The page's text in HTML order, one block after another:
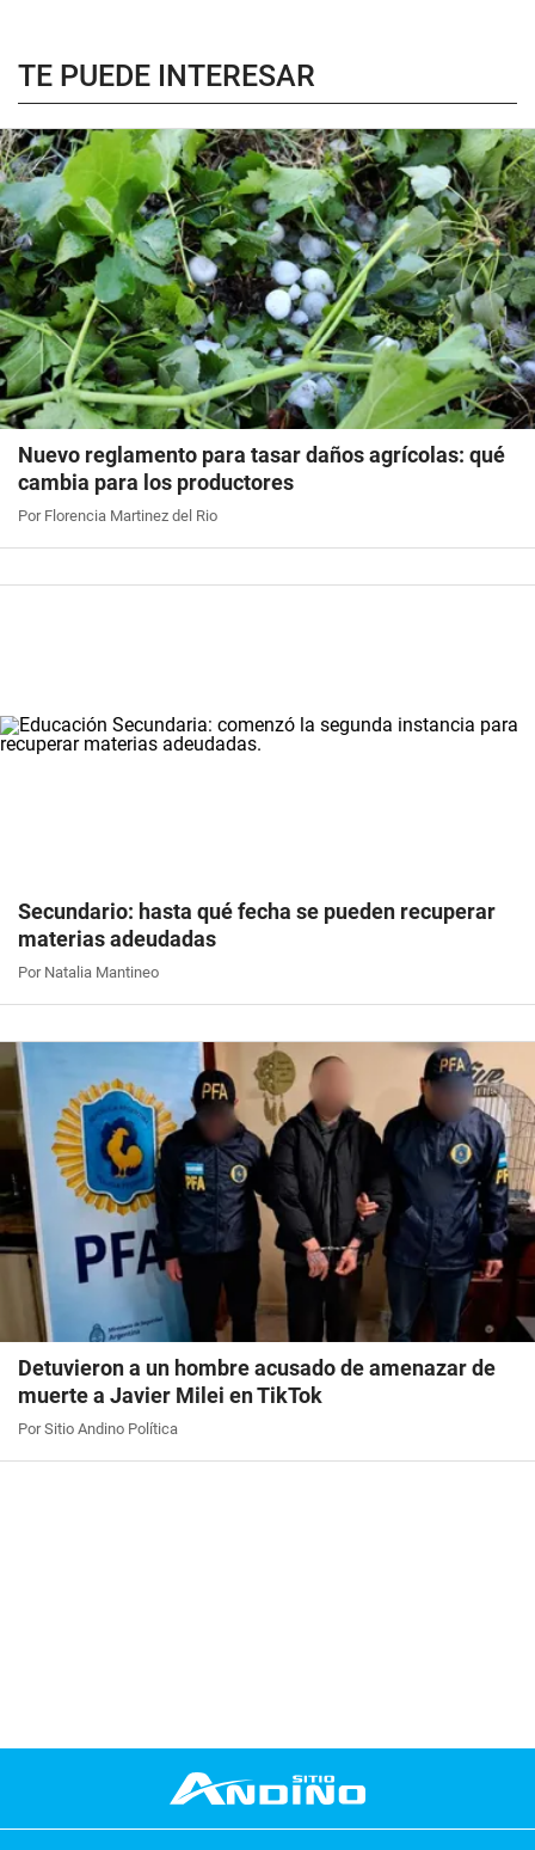
TE PUEDE INTERESAR
Nuevo reglamento para tasar daños agrícolas: qué
cambia para los productores
Por Florencia Martinez del Rio
Secundario: hasta qué fecha se pueden recuperar
materias adeudadas
Por Natalia Mantineo
Detuvieron a un hombre acusado de amenazar de
muerte a Javier Milei en TikTok
Por Sitio Andino Política